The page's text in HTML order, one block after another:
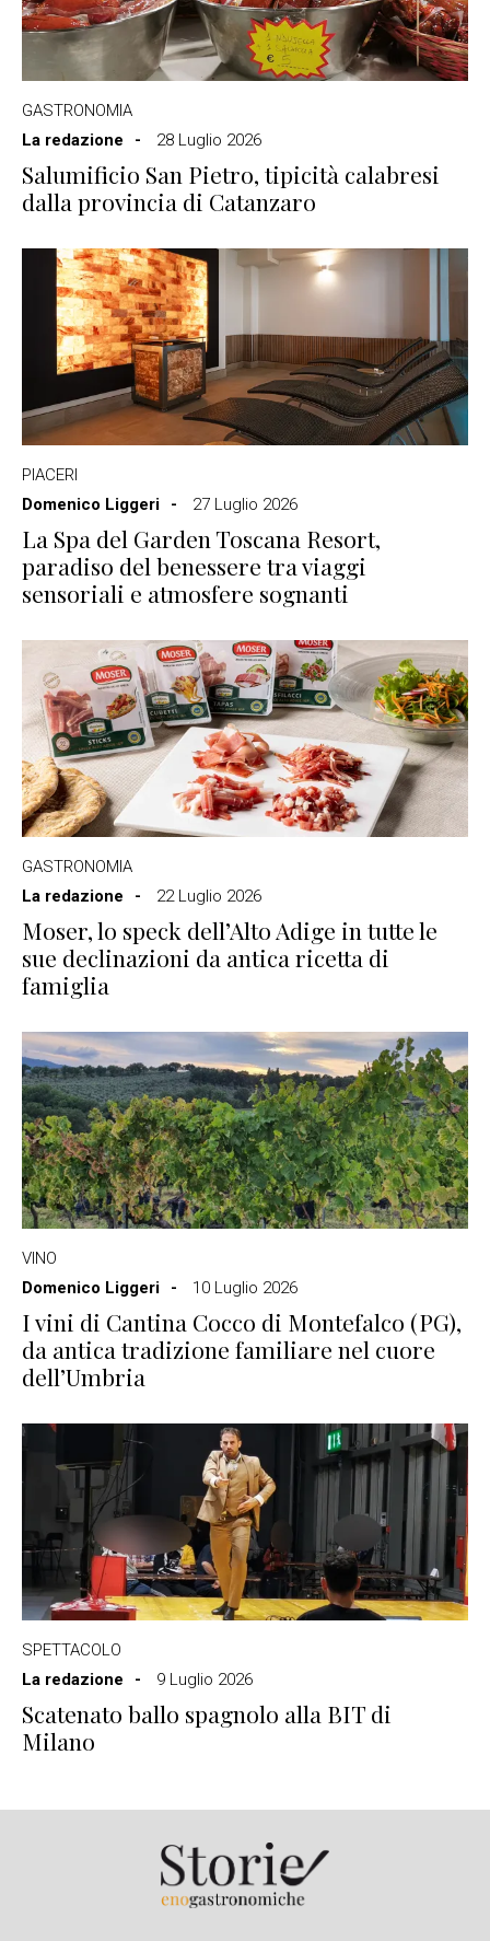
GASTRONOMIA
La redazione
28 Luglio 2026
Salumificio San Pietro, tipicità calabresi
dalla provincia di Catanzaro
PIACERI
Domenico Liggeri
27 Luglio 2026
La Spa del Garden Toscana Resort,
paradiso del benessere tra viaggi
sensoriali e atmosfere sognanti
GASTRONOMIA
La redazione
22 Luglio 2026
Moser, lo speck dell’Alto Adige in tutte le
sue declinazioni da antica ricetta di
famiglia
VINO
Domenico Liggeri
10 Luglio 2026
I vini di Cantina Cocco di Montefalco (PG),
da antica tradizione familiare nel cuore
dell’Umbria
SPETTACOLO
La redazione
9 Luglio 2026
Scatenato ballo spagnolo alla BIT di
Milano